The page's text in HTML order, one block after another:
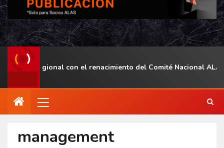
regional con el renacimiento del Comité Nacional ALAS
management